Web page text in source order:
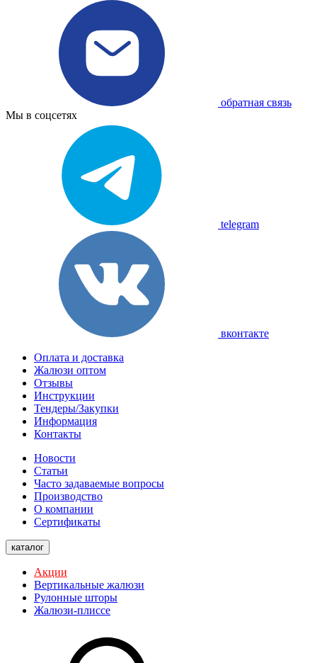
обратная связь
Мы в соцсетях
telegram
вконтакте
Оплата и доставка
Жалюзи оптом
Отзывы
Инструкции
Тендеры/Закупки
Информация
Контакты
Новости
Статьи
Часто задаваемые вопросы
Производство
О компании
Сертификаты
каталог
Акции
Вертикальные жалюзи
Рулонные шторы
Жалюзи-плиссе